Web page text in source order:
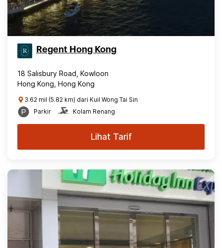
Regent Hong Kong
18 Salisbury Road, Kowloon
Hong Kong, Hong Kong
3.62 mil (5.82 km) dari Kuil Wong Tai Sin
Parkir
Kolam Renang
Lihat Tarif